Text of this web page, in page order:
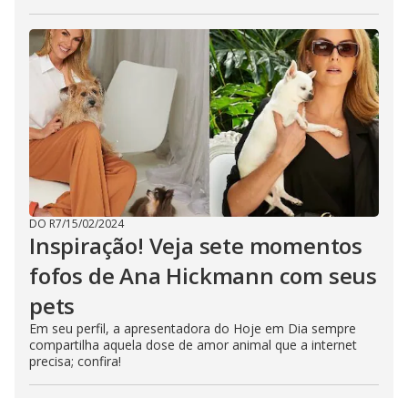
DO R7/15/02/2024
Inspiração! Veja sete momentos
fofos de Ana Hickmann com seus
pets
Em seu perfil, a apresentadora do Hoje em Dia sempre
compartilha aquela dose de amor animal que a internet
precisa; confira!